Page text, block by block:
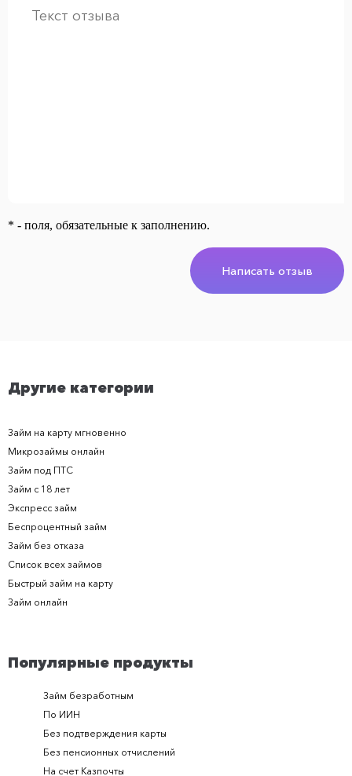
* - поля, обязательные к заполнению.
Написать отзыв
Другие категории
Займ на карту мгновенно
Микрозаймы онлайн
Займ под ПТС
Займ с 18 лет
Экспресс займ
Беспроцентный займ
Займ без отказа
Список всех займов
Быстрый займ на карту
Займ онлайн
Популярные продукты
Займ безработным
По ИИН
Без подтверждения карты
Без пенсионных отчислений
На счет Казпочты